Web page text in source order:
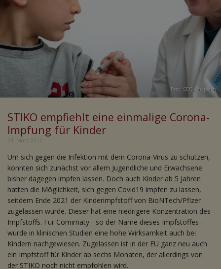
Foto: CDC, Unsplash
STIKO empfiehlt eine einmalige Corona-
Impfung für Kinder
24. März 2023
Um sich gegen die Infektion mit dem Corona-Virus zu schützen,
konnten sich zunächst vor allem Jugendliche und Erwachsene
bisher dagegen impfen lassen. Doch auch Kinder ab 5 Jahren
hatten die Möglichkeit, sich gegen Covid19 impfen zu lassen,
seitdem Ende 2021 der Kinderimpfstoff von BioNTech/Pfizer
zugelassen wurde. Dieser hat eine niedrigere Konzentration des
Impfstoffs. Für Comirnaty - so der Name dieses Impfstoffes -
wurde in klinischen Studien eine hohe Wirksamkeit auch bei
Kindern nachgewiesen. Zugelassen ist in der EU ganz neu auch
ein Impfstoff für Kinder ab sechs Monaten, der allerdings von
der STIKO noch nicht empfohlen wird.